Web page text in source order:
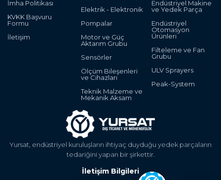
Yursat, endüstriyel kuruluşların ihtiyaç duyduğu yedek parçaların
tedariğini yapan bir şirkettir.
İmha Politikası
KVKK Başvuru
Formu
İletişim
Elektrik - Elektronik
Pompalar
Motor ve Güç
Aktarım Grubu
Sensörler
Ölçüm Bileşenleri
ve Cihazları
Teknik Malzeme ve
Mekanik Aksam
Endüstriyel Makine
ve Yedek Parça
Endüstriyel
Otomasyon
Ürünleri
Filteleme ve Fan
Grubu
ULV Sprayers
Peak-System
İletişim Bilgileri